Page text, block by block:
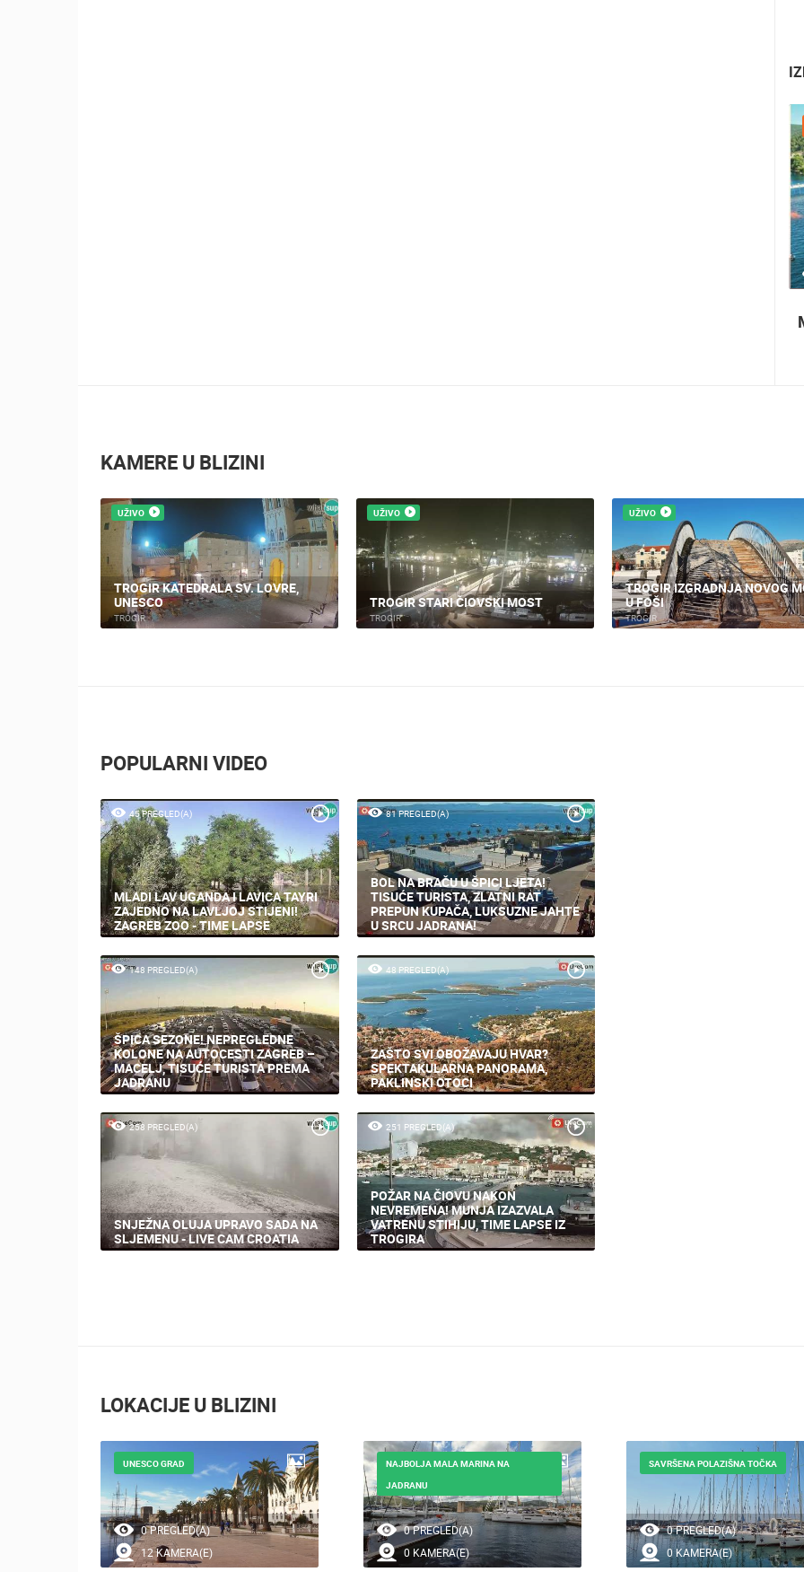
KAMERE U BLIZINI
UŽIVO
TROGIR KATEDRALA SV. LOVRE,
UNESCO
TROGIR
UŽIVO
TROGIR STARI ČIOVSKI MOST
TROGIR
UŽIVO
TROGIR IZGRADNJA NOVOG
U FOŠI
TROGIR
POPULARNI VIDEO
45 PREGLED(A)
MLADI LAV UGANDA I LAVICA TAYRI
ZAJEDNO NA LAVLJOJ STIJENI!
ZAGREB ZOO - TIME LAPSE
81 PREGLED(A)
BOL NA BRAČU U ŠPICI LJETA!
TISUĆE TURISTA, ZLATNI RAT
PREPUN KUPAČA, LUKSUZNE JAHTE
U SRCU JADRANA!
148 PREGLED(A)
ŠPICA SEZONE! NEPREGLEDNE
KOLONE NA AUTOCESTI ZAGREB –
MACELJ, TISUĆE TURISTA PREMA
JADRANU
48 PREGLED(A)
ZAŠTO SVI OBOŽAVAJU HVAR?
SPEKTAKULARNA PANORAMA,
PAKLINSKI OTOCI
258 PREGLED(A)
SNJEŽNA OLUJA UPRAVO SADA NA
SLJEMENU - LIVE CAM CROATIA
251 PREGLED(A)
POŽAR NA ČIOVU NAKON
NEVREMENA! MUNJA IZAZVALA
VATRENU STIHIJU, TIME LAPSE IZ
TROGIRA
LOKACIJE U BLIZINI
0 PREGLED(A)
12 KAMERA(E)
UNESCO GRAD
0 PREGLED(A)
0 KAMERA(E)
NAJBOLJA MALA MARINA NA
JADRANU
0 PREGLED(A)
0 KAMERA(E)
SAVRŠENA POLAZIŠNA TOČKA